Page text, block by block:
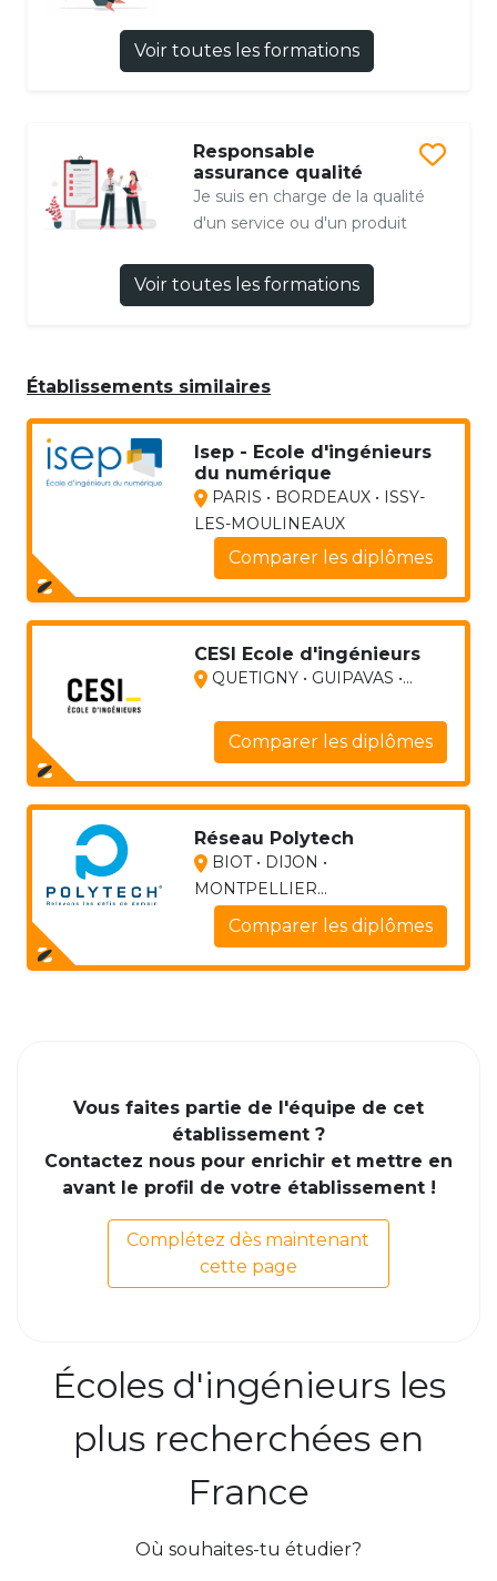
Voir toutes les formations
Responsable
assurance qualité
Je suis en charge de la qualité
d'un service ou d'un produit
Voir toutes les formations
Établissements similaires
Isep - Ecole d'ingénieurs
du numérique
PARIS • BORDEAUX • ISSY-
LES-MOULINEAUX
Comparer les diplômes
CESI Ecole d'ingénieurs
QUETIGNY • GUIPAVAS •...
Comparer les diplômes
Réseau Polytech
BIOT • DIJON •
MONTPELLIER...
Comparer les diplômes
Vous faites partie de l'équipe de cet
établissement ?
Contactez nous pour enrichir et mettre en
avant le profil de votre établissement !
Complétez dès maintenant
cette page
Écoles d'ingénieurs les
plus recherchées en
France
Où souhaites-tu étudier?